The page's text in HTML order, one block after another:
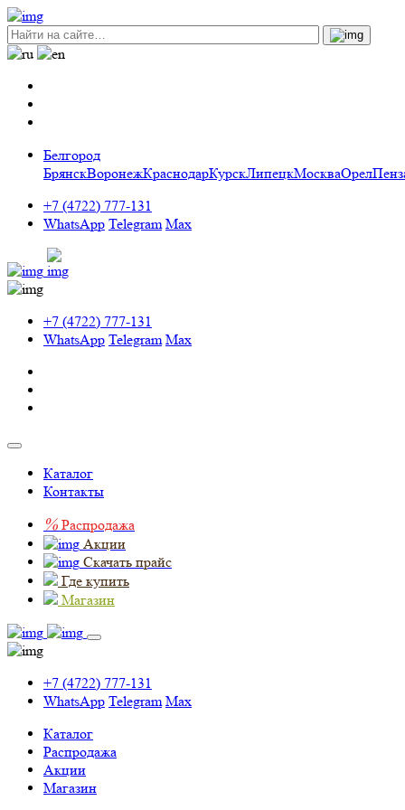
Белгород
БрянскВоронежКраснодарКурскЛипецкМоскваОрел
+7 (4722) 777-131
WhatsApp Telegram Max
+7 (4722) 777-131
WhatsApp Telegram Max
Каталог
Контакты
% Распродажа
Акции
Скачать прайс
Где купить
Магазин
+7 (4722) 777-131
WhatsApp Telegram Max
Каталог
Распродажа
Акции
Магазин